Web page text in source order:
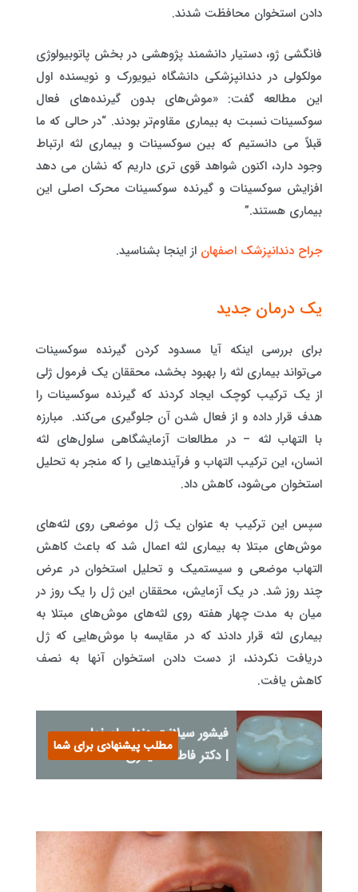
دادن استخوان محافظت شدند.
فانگشی ژو، دستیار دانشمند پژوهشی در بخش پاتوبیولوژی
مولکولی در دندانپزشکی دانشگاه نیویورک و نویسنده اول
این مطالعه گفت: «موش‌های بدون گیرنده‌های فعال
سوکسینات نسبت به بیماری مقاوم‌تر بودند. “در حالی که ما
قبلاً می دانستیم که بین سوکسینات و بیماری لثه ارتباط
وجود دارد، اکنون شواهد قوی تری داریم که نشان می دهد
افزایش سوکسینات و گیرنده سوکسینات محرک اصلی این
بیماری هستند.”
جراح دندانپزشک اصفهان از اینجا بشناسید.
یک درمان جدید
برای بررسی اینکه آیا مسدود کردن گیرنده سوکسینات
می‌تواند بیماری لثه را بهبود بخشد، محققان یک فرمول ژلی
از یک ترکیب کوچک ایجاد کردند که گیرنده سوکسینات را
هدف قرار داده و از فعال شدن آن جلوگیری می‌کند. مبارزه
با التهاب لثه – در مطالعات آزمایشگاهی سلول‌های لثه
انسان، این ترکیب التهاب و فرآیندهایی را که منجر به تحلیل
استخوان می‌شود، کاهش داد.
سپس این ترکیب به عنوان یک ژل موضعی روی لثه‌های
موش‌های مبتلا به بیماری لثه اعمال شد که باعث کاهش
التهاب موضعی و سیستمیک و تحلیل استخوان در عرض
چند روز شد. در یک آزمایش، محققان این ژل را یک روز در
میان به مدت چهار هفته روی لثه‌های موش‌های مبتلا به
بیماری لثه قرار دادند که در مقایسه با موش‌هایی که ژل
دریافت نکردند، از دست دادن استخوان آنها به نصف
کاهش یافت.
فیشور سیلانت دندان اصفهان
| دکتر فاطمه حیدریمطلب پیشنهادی برای شما